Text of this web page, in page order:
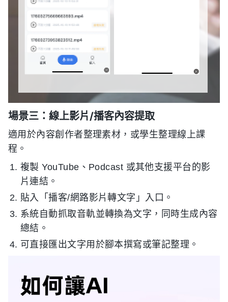
場景三：線上影片/播客內容提取
適用於內容創作者整理素材，或學生整理線上課
程。
複製 YouTube、Podcast 或其他支援平台的影
片連結。
貼入「播客/網路影片轉文字」入口。
系統自動抓取音軌並轉換為文字，同時生成內容
總結。
可直接匯出文字用於腳本撰寫或筆記整理。